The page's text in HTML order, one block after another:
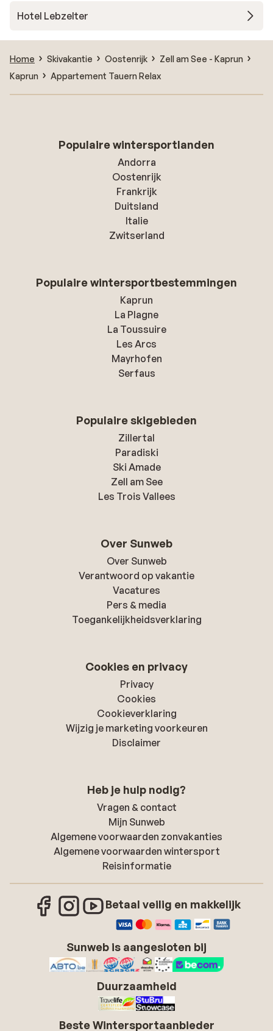
Hotel Lebzelter
Home Skivakantie Oostenrijk
Zell am See - Kaprun
Kaprun
Appartement Tauern Relax
Populaire wintersportlanden
Andorra
Oostenrijk
Frankrijk
Duitsland
Italie
Zwitserland
Populaire wintersportbestemmingen
Kaprun
La Plagne
La Toussuire
Les Arcs
Mayrhofen
Serfaus
Populaire skigebieden
Zillertal
Paradiski
Ski Amade
Zell am See
Les Trois Vallees
Over Sunweb
Over Sunweb
Verantwoord op vakantie
Vacatures
Pers & media
Toegankelijkheidsverklaring
Cookies en privacy
Privacy
Cookies
Cookieverklaring
Wijzig je marketing voorkeuren
Disclaimer
Heb je hulp nodig?
Vragen & contact
Mijn Sunweb
Algemene voorwaarden zonvakanties
Algemene voorwaarden wintersport
Reisinformatie
Betaal veilig en makkelijk
Sunweb is aangesloten bij
Duurzaamheid
Beste Wintersportaanbieder